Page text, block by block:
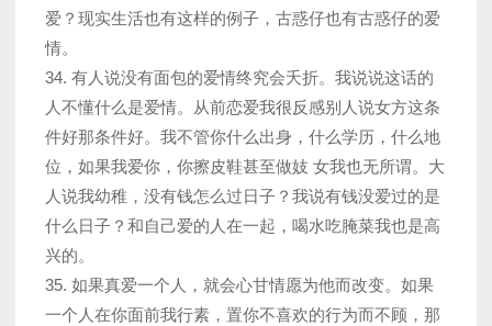
爱？现实生活也有这样的例子，古惑仔也有古惑仔的爱
情。
34. 有人说没有面包的爱情终究会夭折。我说说这话的
人不懂什么是爱情。从前恋爱我很反感别人说女方这条
件好那条件好。我不管你什么出身，什么学历，什么地
位，如果我爱你，你擦皮鞋甚至做妓 女我也无所谓。大
人说我幼稚，没有钱怎么过日子？我说有钱没爱过的是
什么日子？和自己爱的人在一起，喝水吃腌菜我也是高
兴的。
35. 如果真爱一个人，就会心甘情愿为他而改变。如果
一个人在你面前我行素，置你不喜欢的行为而不顾，那